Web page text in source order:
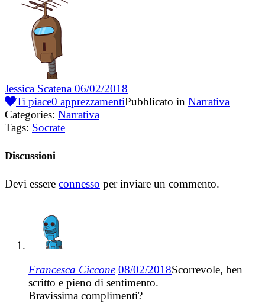
Jessica Scatena 06/02/2018
Ti piace0 apprezzamentiPubblicato in Narrativa
Categories: Narrativa
Tags: Socrate
Discussioni
Devi essere connesso per inviare un commento.
Francesca Ciccone 08/02/2018Scorrevole, ben
scritto e pieno di sentimento.
Bravissima complimenti?